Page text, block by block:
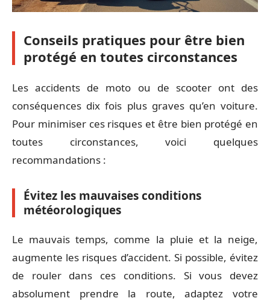
Conseils pratiques pour être bien
protégé en toutes circonstances
Les accidents de moto ou de scooter ont des
conséquences dix fois plus graves qu’en voiture.
Pour minimiser ces risques et être bien protégé en
toutes circonstances, voici quelques
recommandations :
Évitez les mauvaises conditions
météorologiques
Le mauvais temps, comme la pluie et la neige,
augmente les risques d’accident. Si possible, évitez
de rouler dans ces conditions. Si vous devez
absolument prendre la route, adaptez votre